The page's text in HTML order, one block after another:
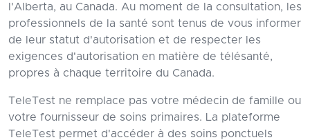
l'Alberta, au Canada. Au moment de la consultation, les
professionnels de la santé sont tenus de vous informer
de leur statut d'autorisation et de respecter les
exigences d'autorisation en matière de télésanté,
propres à chaque territoire du Canada.
TeleTest ne remplace pas votre médecin de famille ou
votre fournisseur de soins primaires. La plateforme
TeleTest permet d'accéder à des soins ponctuels